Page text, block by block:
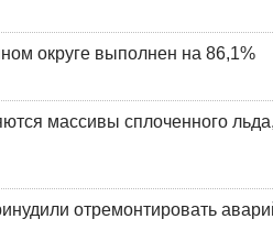
округе выполнен на 86,1%
массивы сплоченного
отремонтировать